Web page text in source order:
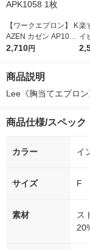
【ワークエプロン】 K
AZEN カゼン AP1058
クロ 黒 ブラック F AP
2,710円
楽
イ
商品説明
Lee《胸当てエプロ
商品仕様/スペック
カラー イ
サイズ F
素材
ス